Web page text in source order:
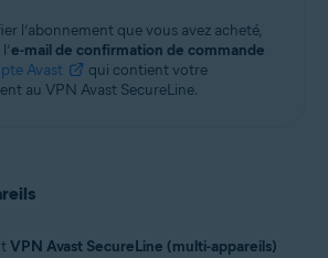
l’abonnement que vous avez acheté,
e-mail de confirmation de commande
Avast
qui contient votre
au VPN Avast SecureLine.
VPN Avast SecureLine (multi-appareils)